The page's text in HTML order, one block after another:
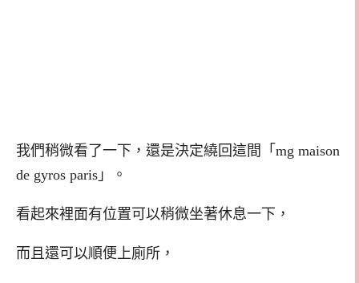
我們稍微看了一下，還是決定繞回這間「mg maison
de gyros paris」。
看起來裡面有位置可以稍微坐著休息一下，
而且還可以順便上廁所，